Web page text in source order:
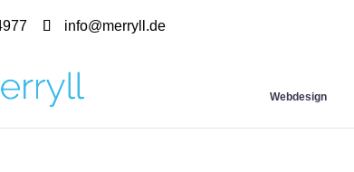
info@merryll.de
Webdesign